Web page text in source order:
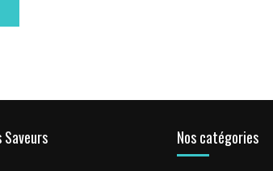
Nos catégories